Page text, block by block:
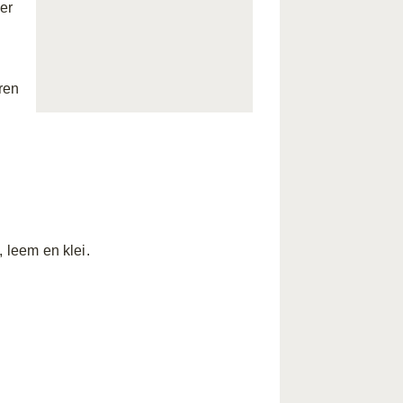
leem en klei.